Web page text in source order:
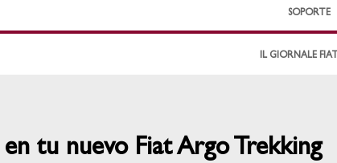
IL GIORNALE FIAT
SOPORTE
tu nuevo Fiat Argo Trekking